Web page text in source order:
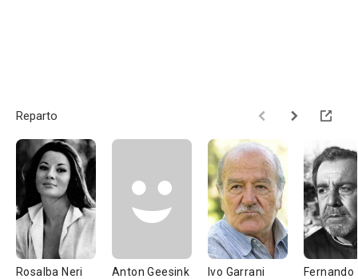
Reparto
Rosalba Neri Anton Geesink Ivo Garrani Fernando